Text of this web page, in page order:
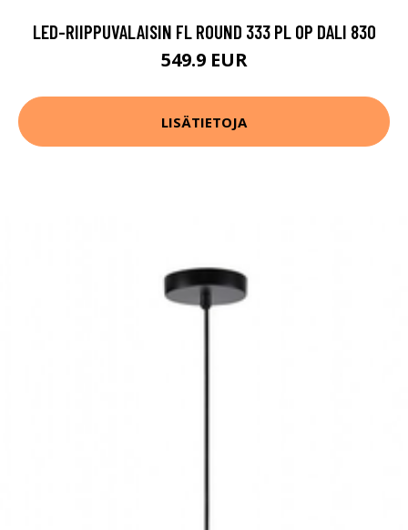
LED-RIIPPUVALAISIN FL ROUND 333 PL OP DALI 830
549.9 EUR
LISÄTIETOJA